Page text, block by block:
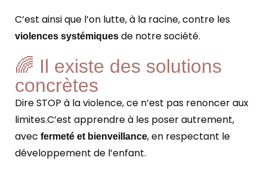
C’est ainsi que l’on lutte, à la racine, contre les
violences systémiques de notre société.
🌈 Il existe des solutions
concrètes
Dire STOP à la violence, ce n’est pas renoncer aux
limites.C’est apprendre à les poser autrement,
avec fermeté et bienveillance, en respectant le
développement de l’enfant.